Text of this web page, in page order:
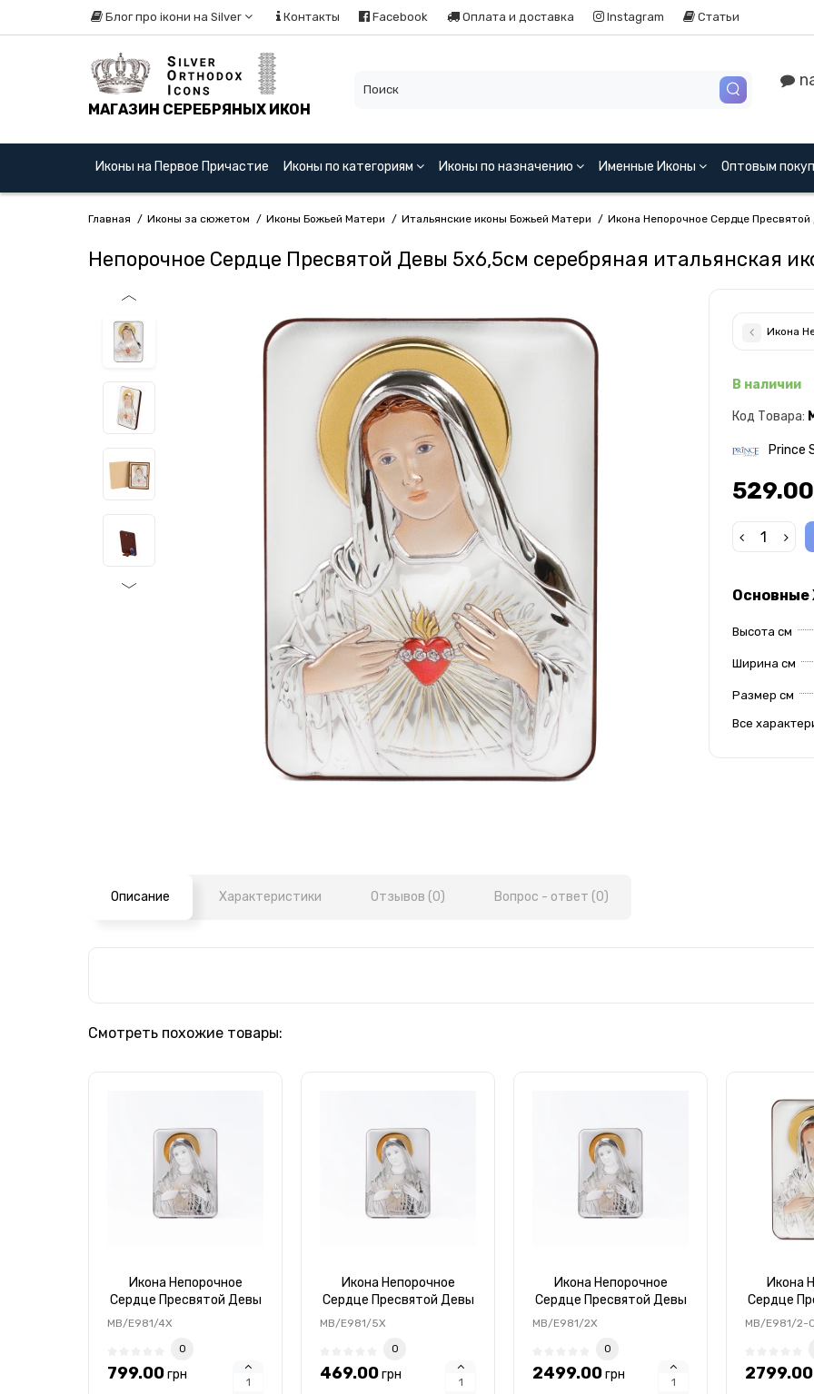
Блог про ікони на Silver Контакты Facebook Оплата и доставка Instagram Статьи
МАГАЗИН СЕРЕБРЯНЫХ ИКОН
Иконы на Первое Причастие Иконы по категориям Иконы по назначению Именные Иконы Оптовым
Главная Иконы за сюжетом Иконы Божьей Матери Итальянские иконы Божьей Матери Икона Непорочное Сердце
Непорочное Сердце Пресвятой Девы 5x6,5см серебряная итальянская
Икона
В наличии
Код Товара:
Prince
Основные
Высота см
Ширина см
Размер см
Все
Описание Характеристики Отзывов (0) Вопрос - ответ (0)
Смотреть похожие товары:
Икона Непорочное
Сердце Пресвятой Девы
Марии 7х10см
MB/E981/4X
0
799.00грн
Икона Непорочное
Сердце Пресвятой Девы
Марии 5x6,5см
MB/E981/5X
0
469.00грн
Икона Непорочное
Сердце Пресвятой Девы
Марии 15X21см
MB/E981/2X
0
2499.00грн
Икона
Сердце
Марии
MB/E981/2-
2799.00